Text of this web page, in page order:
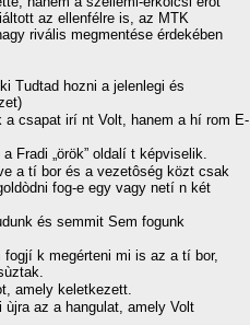
az ellenfélre is, az MTK
rivális megmentése érdekében
Tudtad hozni a jelenlegi és
csapat irí nt Volt, hanem a hí rom E-
Fradi „örök” oldalí t képviselik.
a tí bor és a vezetôség közt csak
fog-e egy vagy netí n két
és semmit Sem fogunk
k megérteni mi is az a tí bor,
amely keletkezett.
az a hangulat, amely Volt